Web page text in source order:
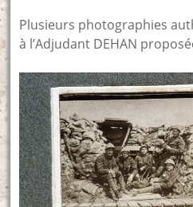
Plusieurs photographies
à l’Adjudant DEHAN